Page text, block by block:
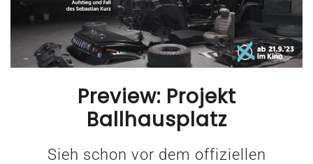
Preview: Projekt
Ballhausplatz
Sieh schon vor dem offiziellen